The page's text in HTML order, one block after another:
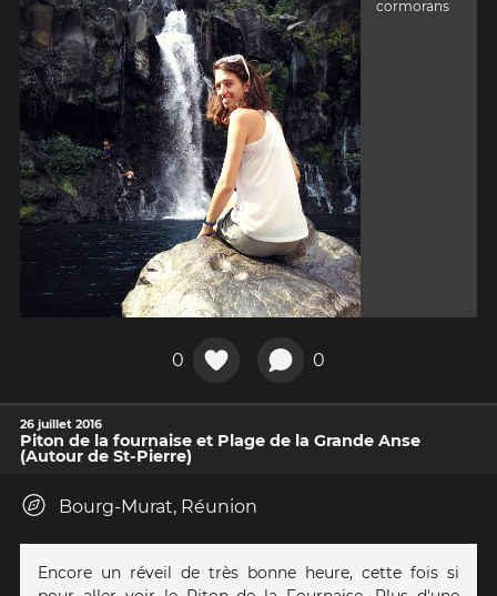
cormorans
0 0
26 juillet 2016
Piton de la fournaise et Plage de la Grande Anse
(Autour de St-Pierre)
Bourg-Murat, Réunion
Encore un réveil de très bonne heure, cette fois si